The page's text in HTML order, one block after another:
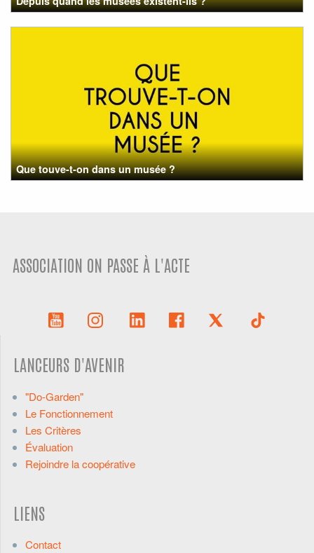
Que touve-t-on dans un musée ?
ASSOCIATION ON PASSE À L'ACTE
LANCEURS D'AVENIR
"Do-Garden"
Le Fonctionnement
Les Critères
Évaluation
Rejoindre la coopérative
LIENS
Contact